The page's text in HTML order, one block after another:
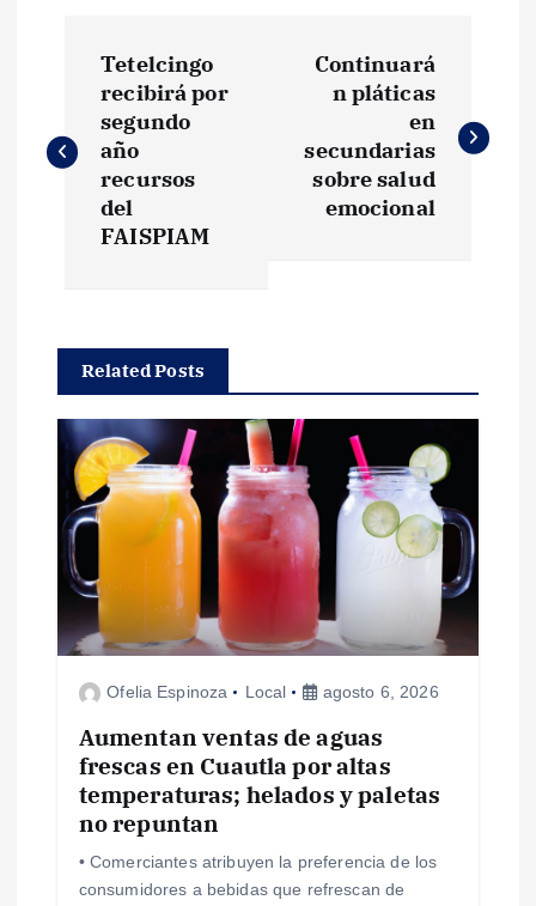
v
a
c
ó
n
d
Tetelcingo
recibirá por
segundo
año
recursos
del
FAISPIAM
Continuará
n pláticas
en
secundarias
sobre salud
emocional
Related Posts
Ofelia Espinoza Local agosto 6, 2026
Aumentan ventas de aguas
frescas en Cuautla por altas
temperaturas; helados y paletas
no repuntan
• Comerciantes atribuyen la preferencia de los
consumidores a bebidas que refrescan de